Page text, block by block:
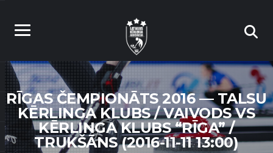
RĪGAS ČEMPIONĀTS 2016 — TALSU
KĒRLINGA KLUBS / VAIVODS VS
KĒRLINGA KLUBS “RĪGA” /
TRUKŠĀNS (2016-11-11 13:00)